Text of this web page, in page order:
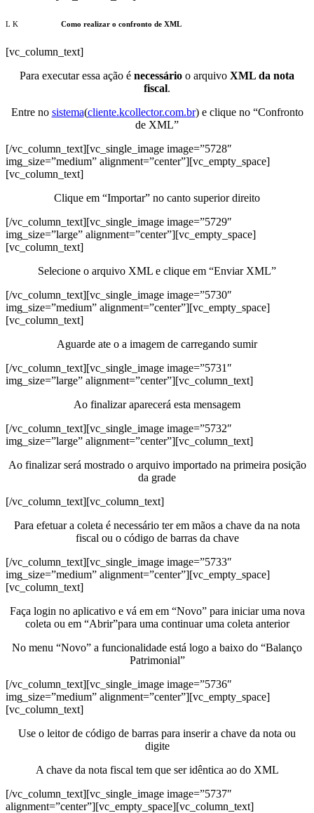
Como realizar o confronto de XML
[vc_column_text]
Para executar essa ação é necessário o arquivo XML da nota
fiscal.
Entre no sistema(cliente.kcollector.com.br) e clique no “Confronto
de XML”
[/vc_column_text][vc_single_image image=”5728″
img_size=”medium” alignment=”center”][vc_empty_space]
[vc_column_text]
Clique em “Importar” no canto superior direito
[/vc_column_text][vc_single_image image=”5729″
img_size=”large” alignment=”center”][vc_empty_space]
[vc_column_text]
Selecione o arquivo XML e clique em “Enviar XML”
[/vc_column_text][vc_single_image image=”5730″
img_size=”medium” alignment=”center”][vc_empty_space]
[vc_column_text]
Aguarde ate o a imagem de carregando sumir
[/vc_column_text][vc_single_image image=”5731″
img_size=”large” alignment=”center”][vc_column_text]
Ao finalizar aparecerá esta mensagem
[/vc_column_text][vc_single_image image=”5732″
img_size=”large” alignment=”center”][vc_column_text]
Ao finalizar será mostrado o arquivo importado na primeira posição
da grade
[/vc_column_text][vc_column_text]
Para efetuar a coleta é necessário ter em mãos a chave da na nota
fiscal ou o código de barras da chave
[/vc_column_text][vc_single_image image=”5733″
img_size=”medium” alignment=”center”][vc_empty_space]
[vc_column_text]
Faça login no aplicativo e vá em em “Novo” para iniciar uma nova
coleta ou em “Abrir”para uma continuar uma coleta anterior
No menu “Novo” a funcionalidade está logo a baixo do “Balanço
Patrimonial”
[/vc_column_text][vc_single_image image=”5736″
img_size=”medium” alignment=”center”][vc_empty_space]
[vc_column_text]
Use o leitor de código de barras para inserir a chave da nota ou
digite
A chave da nota fiscal tem que ser idêntica ao do XML
[/vc_column_text][vc_single_image image=”5737″
alignment=”center”][vc_empty_space][vc_column_text]